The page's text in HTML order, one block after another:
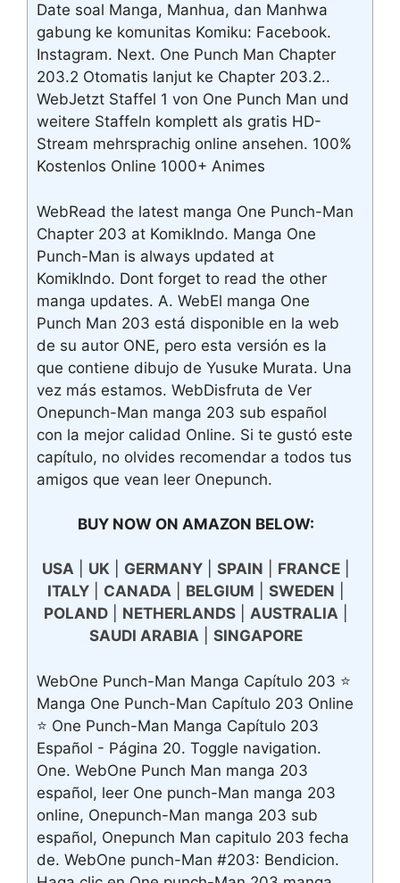
Date soal Manga, Manhua, dan Manhwa
gabung ke komunitas Komiku: Facebook.
Instagram. Next. One Punch Man Chapter
203.2 Otomatis lanjut ke Chapter 203.2..
WebJetzt Staffel 1 von One Punch Man und
weitere Staffeln komplett als gratis HD-
Stream mehrsprachig online ansehen. 100%
Kostenlos Online 1000+ Animes
WebRead the latest manga One Punch-Man
Chapter 203 at KomikIndo. Manga One
Punch-Man is always updated at
KomikIndo. Dont forget to read the other
manga updates. A. WebEl manga One
Punch Man 203 está disponible en la web
de su autor ONE, pero esta versión es la
que contiene dibujo de Yusuke Murata. Una
vez más estamos. WebDisfruta de Ver
Onepunch-Man manga 203 sub español
con la mejor calidad Online. Si te gustó este
capítulo, no olvides recomendar a todos tus
amigos que vean leer Onepunch.
BUY NOW ON AMAZON BELOW:
USA| UK| GERMANY| SPAIN FRANCE|
ITALY| CANADA| BELGIUM SWEDEN
POLAND| NETHERLANDS| AUSTRALIA|
SAUDI ARABIA| SINGAPORE
WebOne Punch-Man Manga Capítulo 203 ⭐
Manga One Punch-Man Capítulo 203 Online
⭐ One Punch-Man Manga Capítulo 203
Español - Página 20. Toggle navigation.
One. WebOne Punch Man manga 203
español, leer One punch-Man manga 203
online, Onepunch-Man manga 203 sub
español, Onepunch Man capitulo 203 fecha
de. WebOne punch-Man #203: Bendicion.